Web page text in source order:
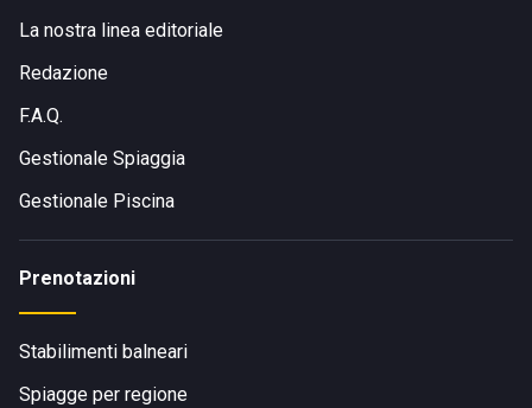
La nostra linea editoriale
Redazione
F.A.Q.
Gestionale Spiaggia
Gestionale Piscina
Prenotazioni
Stabilimenti balneari
Spiagge per regione